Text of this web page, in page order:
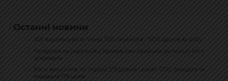
Останні новини
ЗСУ відмінусували понад 1100 окупантів і 1600 дронів за добу
Нападник на українців у Кракові сам прийшов до поліції: його
затримали
Росія випустила по Україні 219 дронів і ракет: ППО знищила та
подавила 179 цілей